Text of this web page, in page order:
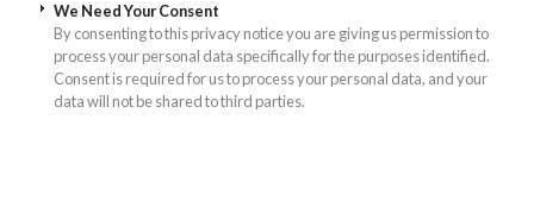
We Need Your Consent
By consenting to this privacy notice you are giving us permission to
process your personal data specifically for the purposes identified.
Consent is required for us to process your personal data, and your
data will not be shared to third parties.